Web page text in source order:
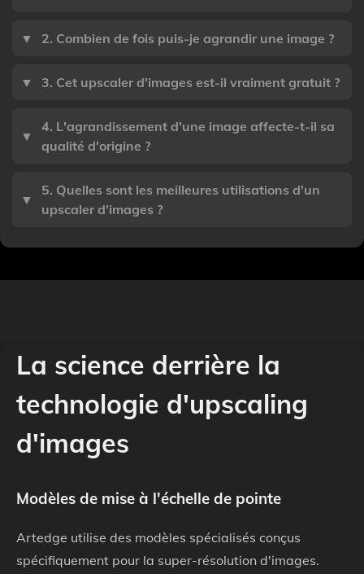
▼ 2. Combien de fois puis-je agrandir une image ?
▼ 3. Cet upscaler d'images est-il vraiment gratuit ?
▼
4. L'agrandissement d'une image affecte-t-il sa
qualité d'origine ?
▼
5. Quelles sont les meilleures utilisations d'un
upscaler d'images ?
La science derrière la
technologie d'upscaling
d'images
Modèles de mise à l'échelle de pointe
Artedge utilise des modèles spécialisés conçus
spécifiquement pour la super-résolution d'images.